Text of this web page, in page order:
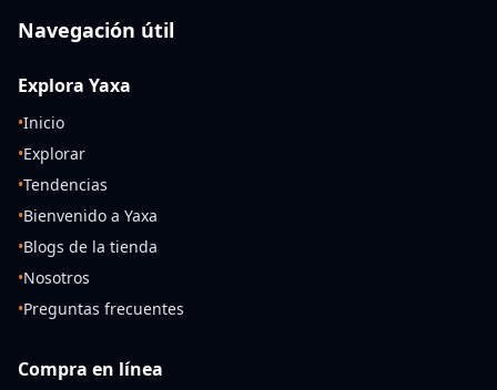
Navegación útil
Explora Yaxa
•Inicio
•Explorar
•Tendencias
•Bienvenido a Yaxa
•Blogs de la tienda
•Nosotros
•Preguntas frecuentes
Compra en línea